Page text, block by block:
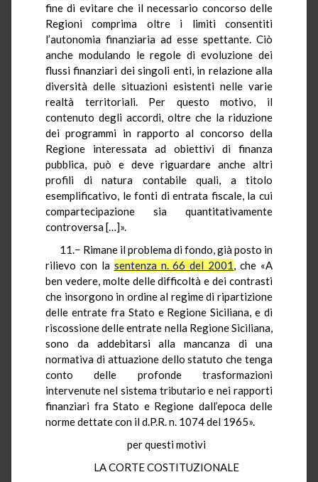
fine di evitare che il necessario concorso delle
Regioni comprima oltre i limiti consentiti
l’autonomia finanziaria ad esse spettante. Ciò
anche modulando le regole di evoluzione dei
flussi finanziari dei singoli enti, in relazione alla
diversità delle situazioni esistenti nelle varie
realtà territoriali. Per questo motivo, il
contenuto degli accordi, oltre che la riduzione
dei programmi in rapporto al concorso della
Regione interessata ad obiettivi di finanza
pubblica, può e deve riguardare anche altri
profili di natura contabile quali, a titolo
esemplificativo, le fonti di entrata fiscale, la cui
compartecipazione sia quantitativamente
controversa […]».
11.− Rimane il problema di fondo, già posto in
rilievo con la sentenza n. 66 del 2001, che «A
ben vedere, molte delle difficoltà e dei contrasti
che insorgono in ordine al regime di ripartizione
delle entrate fra Stato e Regione Siciliana, e di
riscossione delle entrate nella Regione Siciliana,
sono da addebitarsi alla mancanza di una
normativa di attuazione dello statuto che tenga
conto delle profonde trasformazioni
intervenute nel sistema tributario e nei rapporti
finanziari fra Stato e Regione dall’epoca delle
norme dettate con il d.P.R. n. 1074 del 1965».
per questi motivi
LA CORTE COSTITUZIONALE